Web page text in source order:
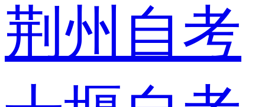
荆州自考